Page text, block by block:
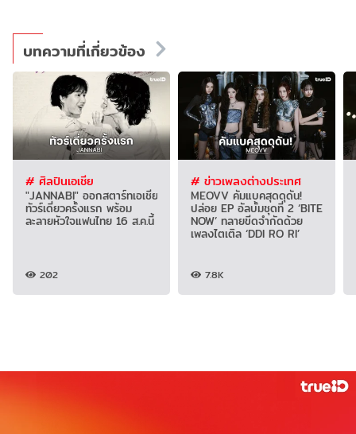
บทความที่เกี่ยวข้อง
# ศิลปินเอเชีย
"JANNABI" ออกสตาร์ทเอเชีย
ทัวร์เดี่ยวครั้งแรก พร้อม
ละลายหัวใจแฟนไทย 16 ส.ค.นี้
202
# ข่าวเพลงต่างประเทศ
MEOVV คัมแบคสุดดุดัน!
ปล่อย EP อัลบั้มชุดที่ 2 ‘BITE
NOW’ ทลายขีดจำกัดด้วย
เพลงไตเติล ‘DDI RO RI’
7.8K